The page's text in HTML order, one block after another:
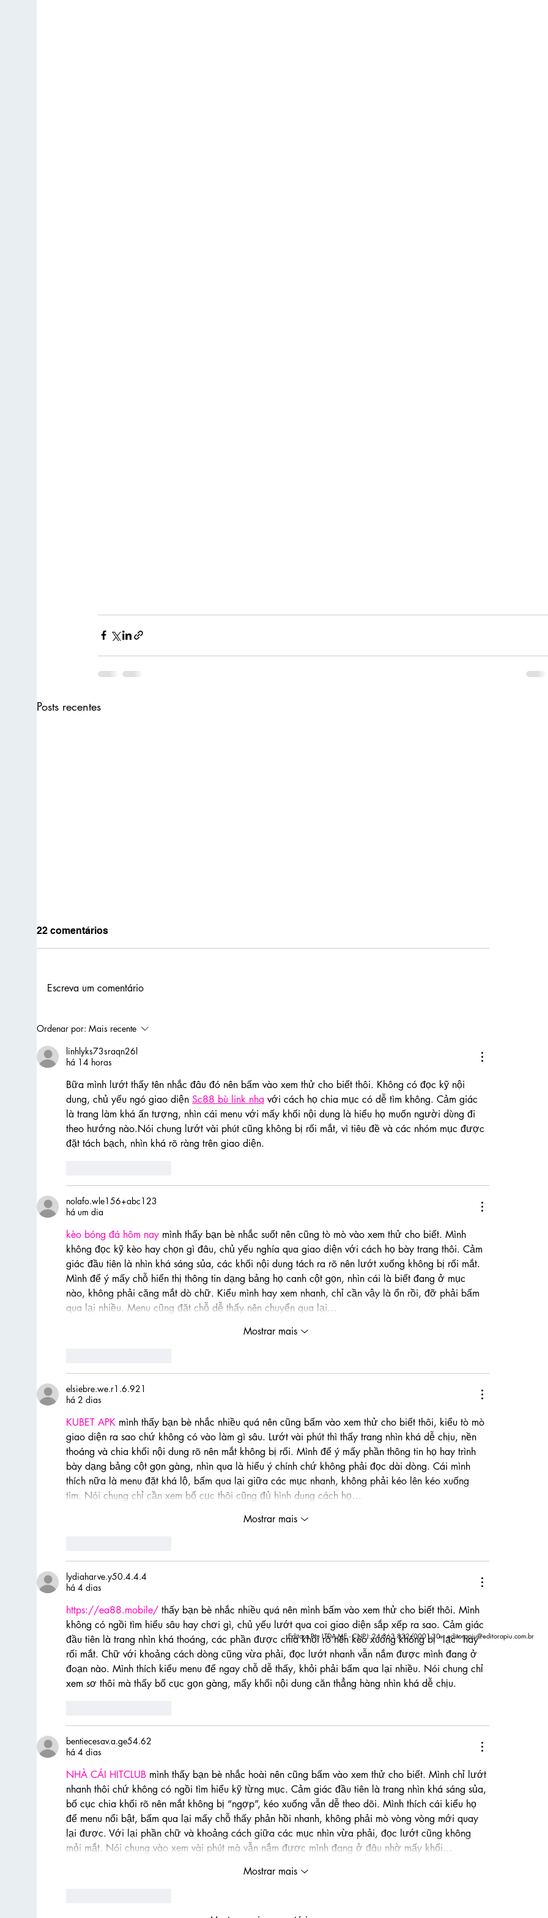
Posts recentes
As narrativas que nos
Frankenstein para
22 comentários
Escreva um comentário
Ordenar por: Mais recente
linhlyks73sraqn26l
há 14 horas
Bữa mình lướt thấy tên nhắc đâu đó nên bấm vào xem thử cho biết thôi. Không có đọc kỹ nội
dung, chủ yếu ngó giao diện Sc88 bù link nha với cách họ chia mục có dễ tìm không. Cảm giác
là trang làm khá ấn tượng, nhìn cái menu với mấy khối nội dung là hiểu họ muốn người dùng đi
theo hướng nào.Nói chung lướt vài phút cũng không bị rối mắt, vì tiêu đề và các nhóm mục được
đặt tách bạch, nhìn khá rõ ràng trên giao diện.
nolafo.wle156+abc123
há um dia
kèo bóng đá hôm nay mình thấy bạn bè nhắc suốt nên cũng tò mò vào xem thử cho biết. Mình
không đọc kỹ kèo hay chọn gì đâu, chủ yếu nghía qua giao diện với cách họ bày trang thôi. Cảm
giác đầu tiên là nhìn khá sáng sủa, các khối nội dung tách ra rõ nên lướt xuống không bị rối mắt.
Mình để ý mấy chỗ hiển thị thông tin dạng bảng họ canh cột gọn, nhìn cái là biết đang ở mục
nào, không phải căng mắt dò chữ. Kiểu mình hay xem nhanh, chỉ cần vậy là ổn rồi, đỡ phải bấm
qua lại nhiều. Menu cũng đặt chỗ dễ thấy nên chuyển qua lại…
Mostrar mais
elsiebre.we.r1.6.921
há 2 dias
KUBET APK mình thấy bạn bè nhắc nhiều quá nên cũng bấm vào xem thử cho biết thôi, kiểu tò mò
giao diện ra sao chứ không có vào làm gì sâu. Lướt vài phút thì thấy trang nhìn khá dễ chịu, nền
thoáng và chia khối nội dung rõ nên mắt không bị rối. Mình để ý mấy phần thông tin họ hay trình
bày dạng bảng cột gọn gàng, nhìn qua là hiểu ý chính chứ không phải đọc dài dòng. Cái mình
thích nữa là menu đặt khá lộ, bấm qua lại giữa các mục nhanh, không phải kéo lên kéo xuống
tìm. Nói chung chỉ cần xem bố cục thôi cũng đủ hình dung cách họ…
Mostrar mais
lydiaharve.y50.4.4.4
há 4 dias
https://ea88.mobile/ thấy bạn bè nhắc nhiều quá nên mình bấm vào xem thử cho biết thôi. Mình
không có ngồi tìm hiểu sâu hay chơi gì, chủ yếu lướt qua coi giao diện sắp xếp ra sao. Cảm giác
đầu tiên là trang nhìn khá thoáng, các phần được chia khối rõ nên kéo xuống không bị “lạc” hay
rối mắt. Chữ với khoảng cách dòng cũng vừa phải, đọc lướt nhanh vẫn nắm được mình đang ở
đoạn nào. Mình thích kiểu menu để ngay chỗ dễ thấy, khỏi phải bấm qua lại nhiều. Nói chung chỉ
xem sơ thôi mà thấy bố cục gọn gàng, mấy khối nội dung căn thẳng hàng nhìn khá dễ chịu.
bentiecesav.a.ge54.62
há 4 dias
NHÀ CÁI HITCLUB mình thấy bạn bè nhắc hoài nên cũng bấm vào xem thử cho biết. Mình chỉ lướt
nhanh thôi chứ không có ngồi tìm hiểu kỹ từng mục. Cảm giác đầu tiên là trang nhìn khá sáng sủa,
bố cục chia khối rõ nên mắt không bị “ngợp”, kéo xuống vẫn dễ theo dõi. Mình thích cái kiểu họ
để menu nổi bật, bấm qua lại mấy chỗ thấy phản hồi nhanh, không phải mò vòng vòng mới quay
lại được. Với lại phần chữ và khoảng cách giữa các mục nhìn vừa phải, đọc lướt cũng không
mỏi mắt. Nói chung vào xem vài phút mà vẫn nắm được mình đang ở đâu nhờ mấy khối…
Mostrar mais
Editora Piu LTDA-ME - CNPJ: 24.363.832/0001-30 -editorapiu@editorapiu.com.br